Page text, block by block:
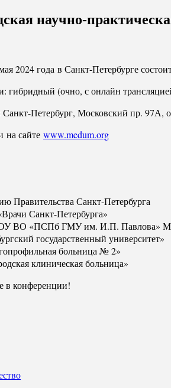
научно-
2024 года в Санкт-Петербурге
гибридный (очно, с онлайн
Петербург, Московский пр. 97А,
на сайте www.medum.org
Правительства Санкт-Петербурга
Санкт-Петербурга»
ВО «ПСПб ГМУ им. И.П. Павлова»
государственный университет»
больница № 2»
клиническая больница»
в конференции!